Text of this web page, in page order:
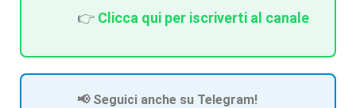
👉 Clicca qui per iscriverti al canale
📢 Seguici anche su Telegram!